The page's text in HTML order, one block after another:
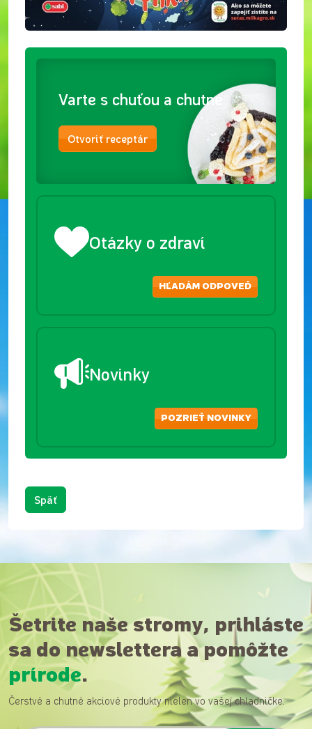
Varte s chuťou a chutne
Otvoriť receptár
Otázky o zdraví
HĽADÁM ODPOVEĎ
Novinky
POZRIEŤ NOVINKY
Späť
Šetrite naše stromy, prihláste
sa do newslettera a pomôžte
prírode.
Čerstvé a chutné akciové produkty nielen vo vašej chladničke.